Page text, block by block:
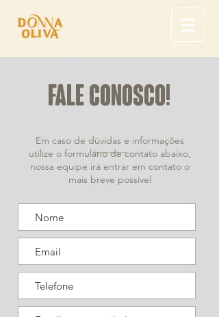
Fale Conosco!
Em caso de dúvidas e informações
utilize o formulário de contato abaixo,
nossa equipe irá entrar em contato o
mais breve possível